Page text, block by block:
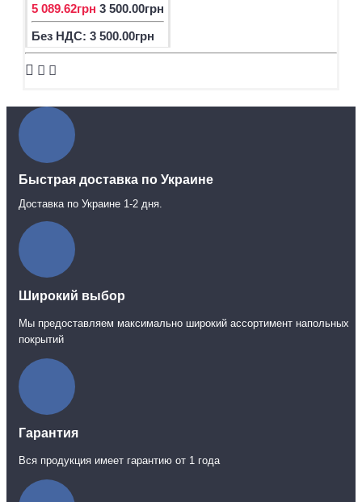
5 089.62грн 3 500.00грн
Без НДС: 3 500.00грн
Быстрая доставка по Украине
Доставка по Украине 1-2 дня.
Широкий выбор
Мы предоставляем максимально широкий ассортимент напольных
покрытий
Гарантия
Вся продукция имеет гарантию от 1 года